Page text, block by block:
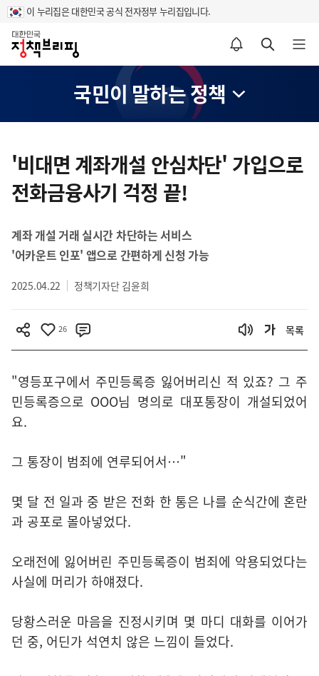
이 누리집은 대한민국 공식 전자정부 누리집입니다.
홈
알림설정 바로가기 검색 바로가기 메뉴 열기
국민이 말하는 정책
텐
영
'비대면 계좌개설 안심차단' 가입으로
전화금융사기 걱정 끝!
계좌 개설 거래 실시간 차단하는 서비스
'어카운트 인포' 앱으로 간편하게 신청 가능
2025.04.22 정책기자단 김윤희
26 목록
"영등포구에서 주민등록증 잃어버리신 적 있죠? 그 주
민등록증으로 OOO님 명의로 대포통장이 개설되었어
요.
그 통장이 범죄에 연루되어서…"
몇 달 전 일과 중 받은 전화 한 통은 나를 순식간에 혼란
과 공포로 몰아넣었다.
오래전에 잃어버린 주민등록증이 범죄에 악용되었다는
사실에 머리가 하얘졌다.
당황스러운 마음을 진정시키며 몇 마디 대화를 이어가
던 중, 어딘가 석연치 않은 느낌이 들었다.